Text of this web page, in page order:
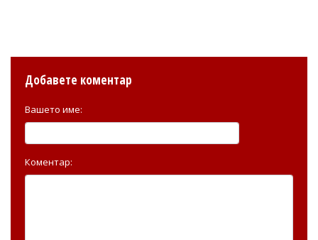
Добавете коментар
Вашето име:
Коментар: